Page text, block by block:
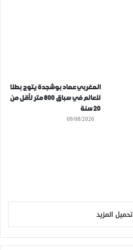
المغربي عماد بوشجدة يتوج بطلا
للعالم في سباق 800 متر لأقل من
20 سنة
09/08/2026
تحميل المزيد